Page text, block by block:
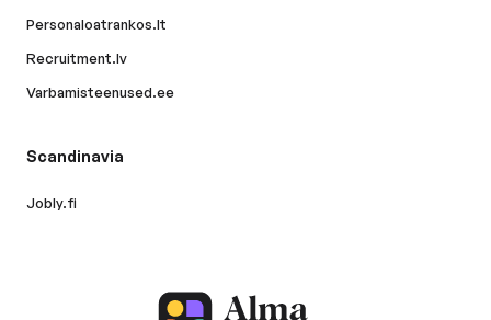
Personaloatrankos.lt
Recruitment.lv
Varbamisteenused.ee
Scandinavia
Jobly.fi